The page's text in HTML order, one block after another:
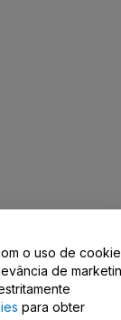
o uso de
de
para obter